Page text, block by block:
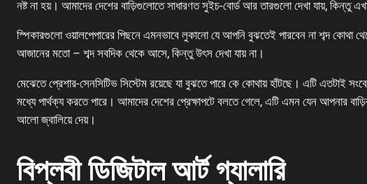
নষ্ট না হয়। আমাদের দেশের বাড়িগুলোতে সাধারণত সুইচ-বোর্ড আর তারগুলো দেখা যায়, কিন্তু
স্পিকারগুলো ওয়ালপেপারের পিছনে এমনভাবে লুকানো যে আপনি বুঝতেই পারবেন না শব্দ কোথা
আজানের মতো – শব্দ সবদিক থেকে আসে, কিন্তু উৎস দেখা যায় না।
মেঝেতে প্রেশার-সেনসিটিভ সিস্টেম রয়েছে যা বুঝতে পারে কে কোথায় হাঁটছে। এটি এতটাই
মধ্যে পার্থক্য করতে পারে। আমাদের দেশের প্রেক্ষাপটে বলতে গেলে, এটি এমন যেন আপনার
আলো জ্বালিয়ে দেয়।
বিপ্লবী ডিজিটাল আর্ট গ্যালারি